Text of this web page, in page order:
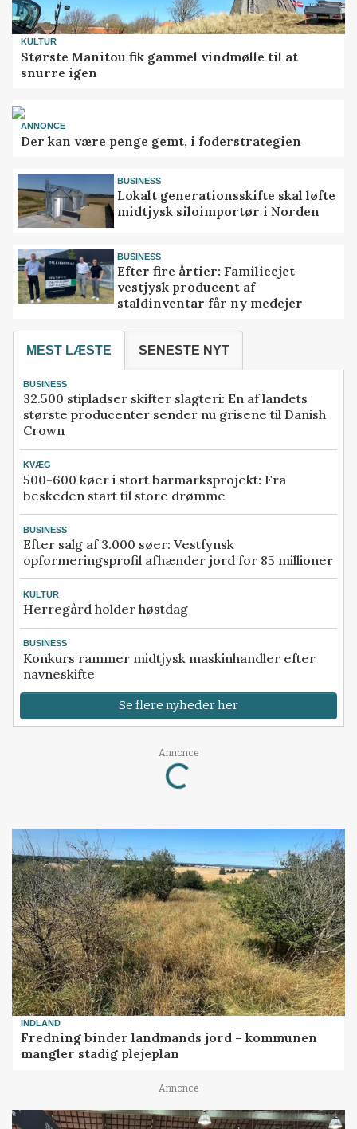
KULTUR
Største Manitou fik gammel vindmølle til at
snurre igen
ANNONCE
Der kan være penge gemt, i foderstrategien
BUSINESS
Lokalt generationsskifte skal løfte
midtjysk siloimportør i Norden
BUSINESS
Efter fire årtier: Familieejet
vestjysk producent af
staldinventar får ny medejer
MEST LÆSTE SENESTE NYT
BUSINESS
32.500 stipladser skifter slagteri: En af landets
største producenter sender nu grisene til Danish
Crown
KVÆG
500-600 køer i stort barmarksprojekt: Fra
beskeden start til store drømme
BUSINESS
Efter salg af 3.000 søer: Vestfynsk
opformeringsprofil afhænder jord for 85 millioner
KULTUR
Herregård holder høstdag
BUSINESS
Konkurs rammer midtjysk maskinhandler efter
navneskifte
Se flere nyheder her
Annonce
Loading...
INDLAND
Fredning binder landmands jord – kommunen
mangler stadig plejeplan
Annonce